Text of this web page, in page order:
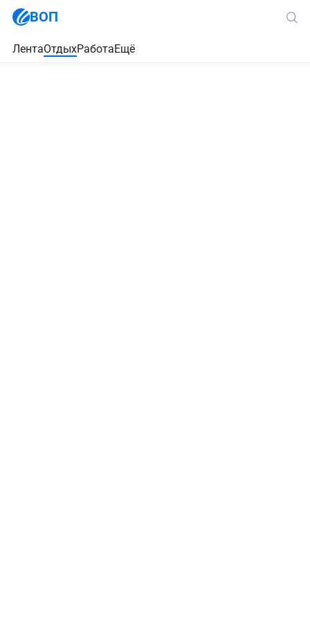
ВОП
ЛентаОтдыхРаботаЕщё